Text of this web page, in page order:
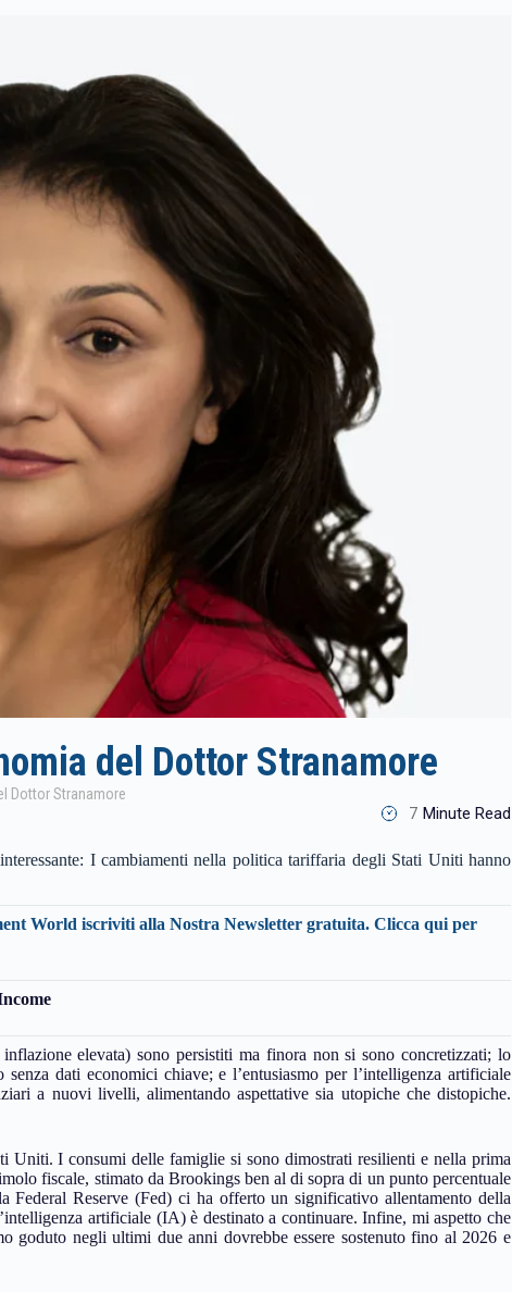
del Dottor Stranamore
Dottor Stranamore
7 Minute Read
I cambiamenti nella politica tariffaria degli Stati Uniti hanno
World iscriviti alla Nostra Newsletter gratuita. Clicca qui per
elevata) sono persistiti ma finora non si sono concretizzati; lo
dati economici chiave; e l’entusiasmo per l’intelligenza artificiale
a nuovi livelli, alimentando aspettative sia utopiche che distopiche.
Uniti. I consumi delle famiglie si sono dimostrati resilienti e nella prima
fiscale, stimato da Brookings ben al di sopra di un punto percentuale
Federal Reserve (Fed) ci ha offerto un significativo allentamento della
artificiale (IA) è destinato a continuare. Infine, mi aspetto che
negli ultimi due anni dovrebbe essere sostenuto fino al 2026 e